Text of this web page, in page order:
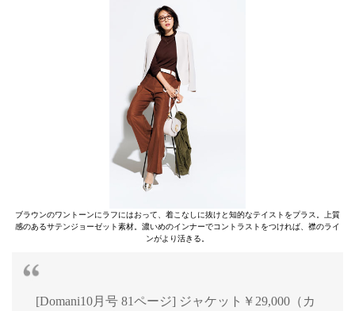
ブラウンのワントーンにラフにはおって、着こなしに抜けと知的なテイストをプラス。上質
感のあるサテンジョーゼット素材。濃いめのインナーでコントラストをつければ、襟のライ
ンがより活きる。
[Domani10月号 81ページ] ジャケット￥29,000（カ